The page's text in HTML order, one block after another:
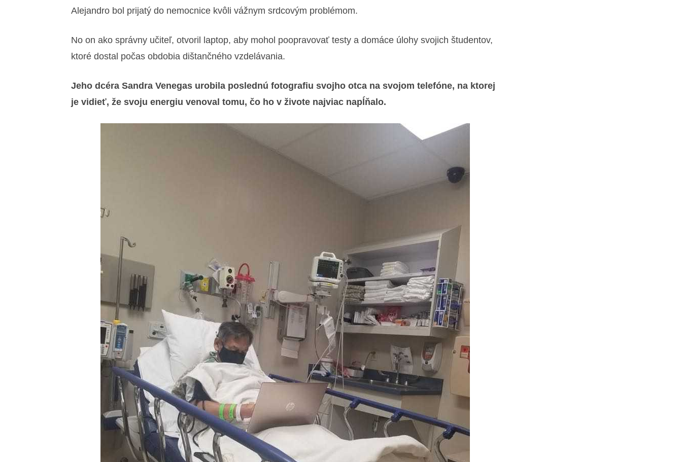
Alejandro bol prijatý do nemocnice kvôli vážnym srdcovým problémom.
No on ako správny učiteľ, otvoril laptop, aby mohol poopravovať testy a domáce úlohy svojich študentov,
ktoré dostal počas obdobia dištančného vzdelávania.
Jeho dcéra Sandra Venegas urobila poslednú fotografiu svojho otca na svojom telefóne, na ktorej
je vidieť, že svoju energiu venoval tomu, čo ho v živote najviac napĺňalo.